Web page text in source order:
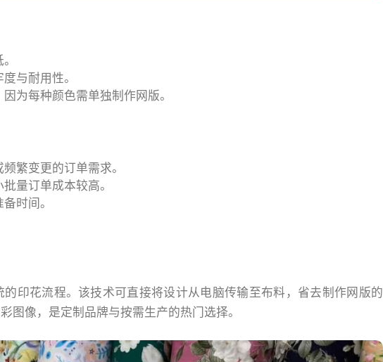
与耐用性。
为每种颜色需单独制作网版。
繁变更的订单需求。
量订单成本较高。
时间。
印花流程。该技术可直接将设计从电脑传输至布料，省去制作网版的
图像，是定制品牌与按需生产的热门选择。